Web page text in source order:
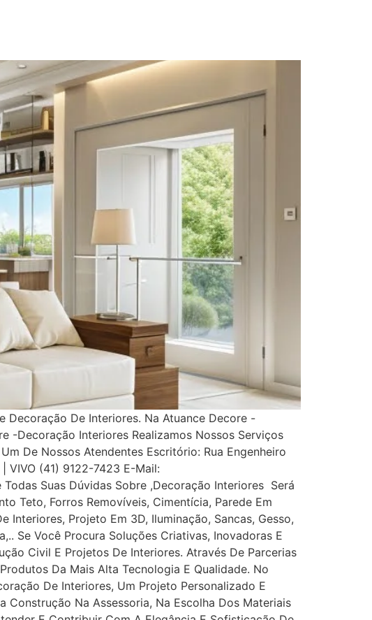
Decoração De Interiores. Na Atuance Decore -
-Decoração Interiores Realizamos Nossos Serviços
De Nossos Atendentes Escritório: Rua Engenheiro
VIVO (41) 9122-7423 E-Mail:
Suas Dúvidas Sobre ,Decoração Interiores Será
Teto, Forros Removíveis, Cimentícia, Parede Em
Projeto Em 3D, Iluminação, Sancas, Gesso,
Se Você Procura Soluções Criativas, Inovadoras E
Civil E Projetos De Interiores. Através De Parcerias
Da Mais Alta Tecnologia E Qualidade. No
De Interiores, Um Projeto Personalizado E
Construção Na Assessoria, Na Escolha Dos Materiais